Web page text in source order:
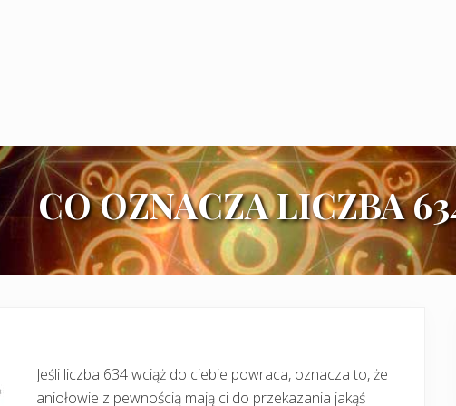
CO OZNACZA LICZBA
Jeśli liczba 634 wciąż do ciebie powraca, oznacza to, że
aniołowie z pewnością mają ci do przekazania jakąś